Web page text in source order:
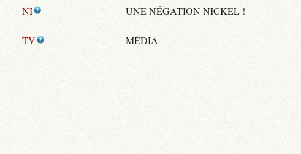
NI UNE NÉGATION NICKEL !
TV MÉDIA